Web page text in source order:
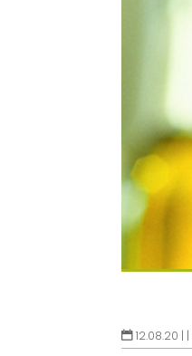
12.08.20 | |